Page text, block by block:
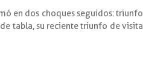
en dos choques seguidos: triunfo
tabla, su reciente triunfo de visita